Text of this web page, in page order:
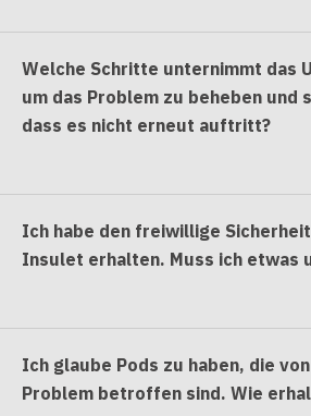
Welche Schritte unternimmt das
um das Problem zu beheben und
dass es nicht erneut auftritt?
Ich habe den freiwillige
Insulet erhalten. Muss ich etwas
Ich glaube Pods zu haben, die
Problem betroffen sind. Wie